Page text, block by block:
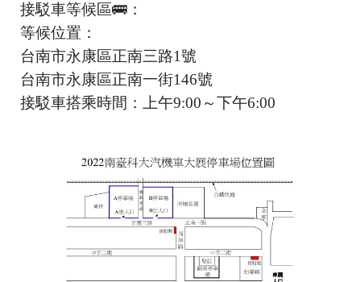
接駁車等候區🚌：
等候位置：
台南市永康區正南三路1號
台南市永康區正南一街146號
接駁車搭乘時間：上午9:00～下午6:00